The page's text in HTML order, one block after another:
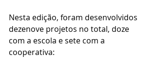
Nesta edição, foram desenvolvidos
dezenove projetos no total, doze
com a escola e sete com a
cooperativa: